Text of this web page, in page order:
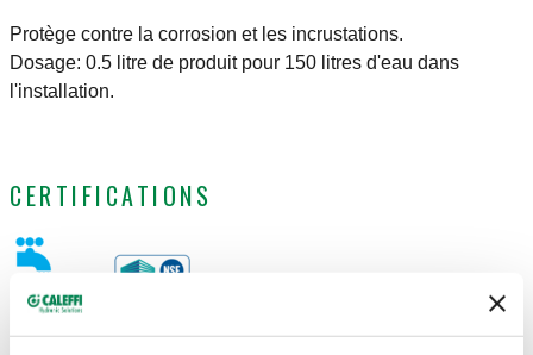
Protège contre la corrosion et les incrustations.
Dosage: 0.5 litre de produit pour 150 litres d'eau dans
l'installation.
CERTIFICATIONS